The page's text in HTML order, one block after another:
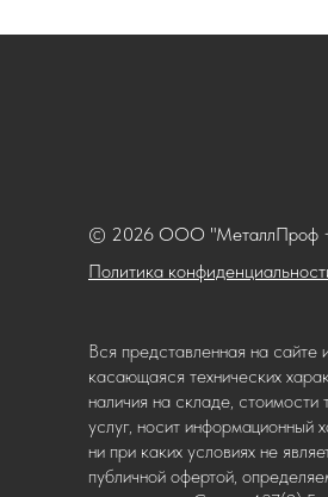
Политика
© 2026 ООО "МеталлПроф
Вся представленная на сайте
касающаяся технических
наличия на складе, стоимости
услуг, носит информационный
ни при каких условиях не
публичной офертой,